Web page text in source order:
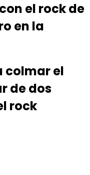
el rock de
en la
colmar el
de dos
rock